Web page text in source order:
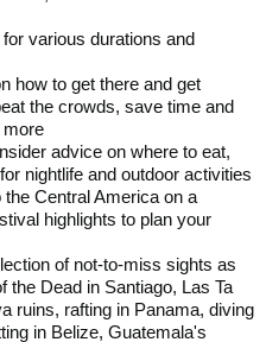
various durations and
how to get there and get
the crowds, save time and
more
advice on where to eat,
nightlife and outdoor activities
the Central America on a
highlights to plan your
of not-to-miss sights as
the Dead in Santiago, Las Ta
ruins, rafting in Panama, diving
in Belize, Guatemala's